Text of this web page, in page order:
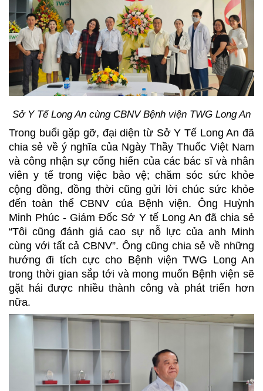
Sở Y Tế Long An cùng CBNV Bệnh viện TWG Long An
Trong buổi gặp gỡ, đại diện từ Sở Y Tế Long An đã
chia sẻ về ý nghĩa của Ngày Thầy Thuốc Việt Nam
và công nhận sự cống hiến của các bác sĩ và nhân
viên y tế trong việc bảo vệ; chăm sóc sức khỏe
cộng đồng, đồng thời cũng gửi lời chúc sức khỏe
đến toàn thể CBNV của Bệnh viện. Ông Huỳnh
Minh Phúc - Giám Đốc Sở Y tế Long An đã chia sẻ
“Tôi cũng đánh giá cao sự nỗ lực của anh Minh
cùng với tất cả CBNV”. Ông cũng chia sẻ về những
hướng đi tích cực cho Bệnh viện TWG Long An
trong thời gian sắp tới và mong muốn Bệnh viện sẽ
gặt hái được nhiều thành công và phát triển hơn
nữa.